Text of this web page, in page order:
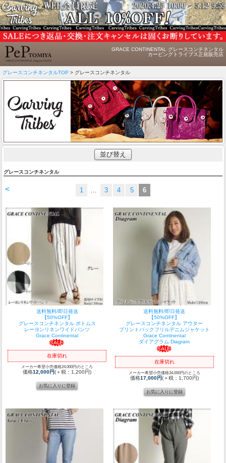
GRACE CONTINENTAL グレースコンチネンタル
カービングトライブス正規販売店
グレースコンチネンタルTOP > グレースコンチネンタル
並び替え
グレースコンチネンタル
< 1 3 4 5 6
送料無料/即日発送
【50%OFF】
グレースコンチネンタル ボトムス
レーヨンリネンワイドパンツ
Grace Continental
在庫切れ
メーカー希望小売価格24,000円のところ
価格12,000円(＋税：1,200円)
送料無料/即日発送
【50%OFF】
グレースコンチネンタル アウター
プリントバックフリルデニムジャケット
Grace Continental
ダイアグラム Diagram
在庫切れ
メーカー希望小売価格34,000円のところ
価格17,000円(＋税：1,700円)